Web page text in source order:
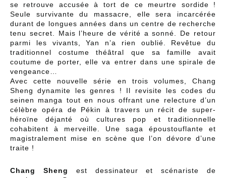
se retrouve accusée à tort de ce meurtre sordide !
Seule survivante du massacre, elle sera incarcérée
durant de longues années dans un centre de recherche
tenu secret. Mais l’heure de vérité a sonné. De retour
parmi les vivants, Yan n’a rien oublié. Revêtue du
traditionnel costume théâtral que sa famille avait
coutume de porter, elle va entrer dans une spirale de
vengeance…
Avec cette nouvelle série en trois volumes, Chang
Sheng dynamite les genres ! Il revisite les codes du
seinen manga tout en nous offrant une relecture d’un
célèbre opéra de Pékin à travers un récit de super-
héroïne déjanté où cultures pop et traditionnelle
cohabitent à merveille. Une saga époustouflante et
magistralement mise en scène que l’on dévore d’une
traite !
Chang Sheng
est dessinateur et scénariste de